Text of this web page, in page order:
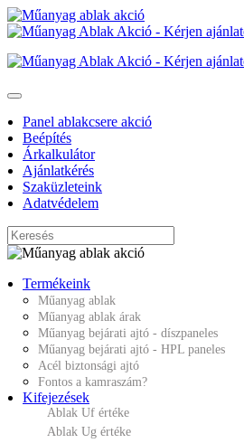
Panel ablakcsere akció
Beépítés
Árkalkulátor
Ajánlatkérés
Szaküzleteink
Adatvédelem
Termékeink
Műanyag ablak
Műanyag ablak árak
Műanyag bejárati ajtó - díszpaneles
Műanyag bejárati ajtó - HPL paneles
Acél biztonsági ajtó
Fontos a kamraszám?
Kifejezések
Ablak Uf értéke
Ablak Ug értéke